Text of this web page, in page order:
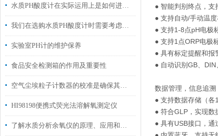
水质PH酸度计在实际运用上是如何进行安装维护的？
我们在选购水质PH酸度计时需要考虑以下几点
实验室PH计的维护保养
食品安全检测箱的作用及重要性
空气尘埃粒子计数器的校准是确保其测量准确性的关键步骤
HI98198便携式荧光法溶解氧测定仪
了解水质分析余氧仪的原理、应用和选择
● 智能判别终点，支
● 支持自动/手动温
● 支持1-8点pH电极
● 支持1点ORP电极
● 具有标定提醒和报
● 自动识别GB、
数据管理，信息追溯
● 支持数据存储（
● 符合GLP，实现数
● 具有USB接口，